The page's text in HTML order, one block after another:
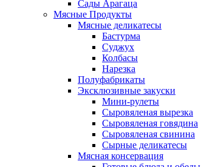
Сады Арагаца
Мясные Продукты
Мясные деликатесы
Бастурма
Суджух
Колбасы
Нарезка
Полуфабрикаты
Эксклюзивные закуски
Мини-рулеты
Сыровяленая вырезка
Сыровяленая говядина
Сыровяленая свинина
Сырные деликатесы
Мясная консервация